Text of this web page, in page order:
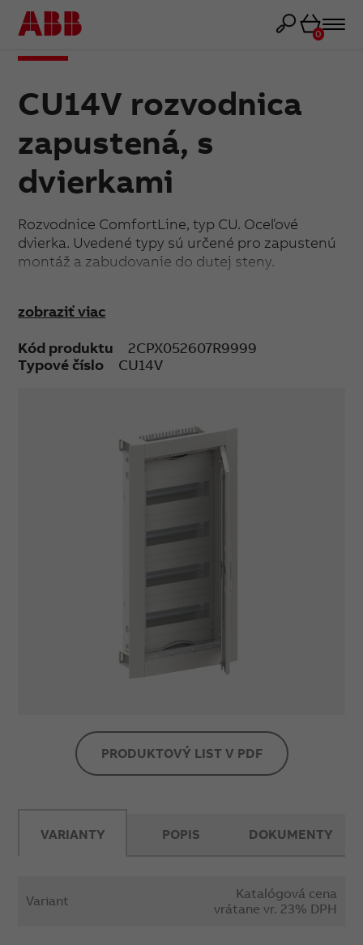
Košík
0
CU14V rozvodnica
zapustená, s
dvierkami
Rozvodnice ComfortLine, typ CU. Oceľové
dvierka. Uvedené typy sú určené pro zapustenú
montáž a zabudovanie do dutej steny.
skrutkových a pružinových svoriek.
Výrobky spĺňajú ČSN EN 61439-1, ČSN EN
61439-3 a nie sú určené pre montáž podľa ČSN
Menovité prevádzkové napätie: 400 V AC 50/60
Menovitý prúd: do 125 A
Rozteč medzi lištami DIN: 125 mm
Stupeň krytia: IP 30
Počet stĺpcov rozvodnice: 1 (1krídlové dvierka)
Vonkajšie rozmery š x v x h [mm]: 365x714x125
Pre viac informácií:
CU14V | ABB
zobraziť viac
Kód produktu
2CPX052607R9999
Typové číslo
CU14V
PRODUKTOVÝ LIST V PDF
VARIANTY
Variant
Katalógová cena
vrátane vr. 23% DPH
POPIS DOKUMENTY